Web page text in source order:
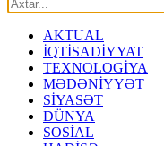
AKTUAL
İQTİSADİYYAT
TEXNOLOGİYA
MƏDƏNİYYƏT
SİYASƏT
DÜNYA
SOSİAL